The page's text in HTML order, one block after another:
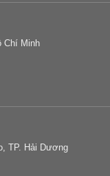
Chí Minh
TP. Hải Dương